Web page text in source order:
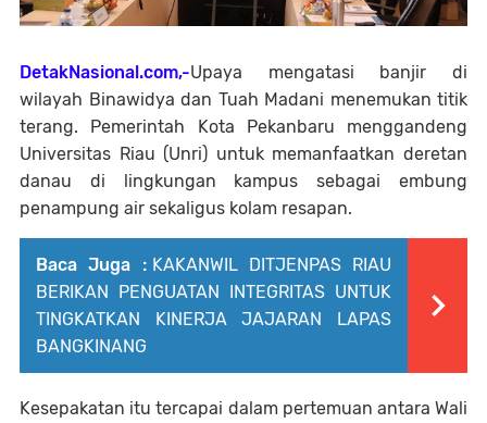
DetakNasional.com,-Upaya mengatasi banjir di
wilayah Binawidya dan Tuah Madani menemukan titik
terang. Pemerintah Kota Pekanbaru menggandeng
Universitas Riau (Unri) untuk memanfaatkan deretan
danau di lingkungan kampus sebagai embung
penampung air sekaligus kolam resapan.
Baca Juga : KAKANWIL DITJENPAS RIAU
BERIKAN PENGUATAN INTEGRITAS UNTUK
TINGKATKAN KINERJA JAJARAN LAPAS
BANGKINANG
Kesepakatan itu tercapai dalam pertemuan antara Wali